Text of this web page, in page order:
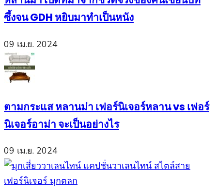
ซึ้งจน GDH หยิบมาทำเป็นหนัง
09 เม.ย. 2024
ตามกระแส หลานม่า เฟอร์นิเจอร์หลาน vs เฟอร์
นิเจอร์อาม่า จะเป็นอย่างไร
09 เม.ย. 2024